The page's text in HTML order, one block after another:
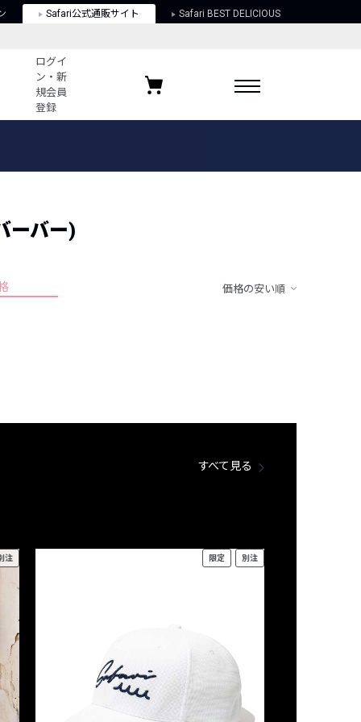
Safari公式通販サイト Safari BEST DELICIOUS
ログイ
ン・新
規会員
登録
シー
お気に入りブランド
ーバー)
価格の安い順
すべて見る
注 限定 別注